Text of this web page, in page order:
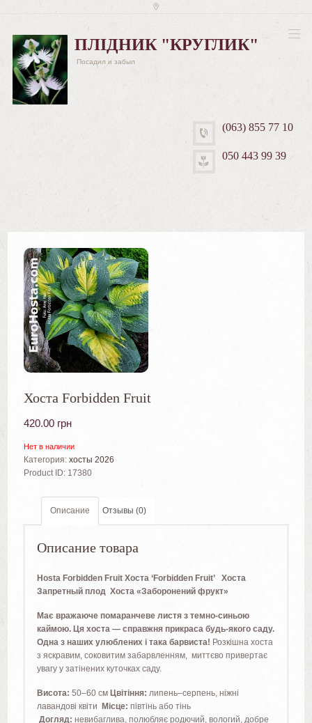
ПЛІДНИК "КРУГЛИК"
Посадил и забыл
(063) 855 77 10
050 443 99 39
Хоста Forbidden Fruit
420.00 грн
Нет в наличии
Категория: хосты 2026
Product ID: 17380
Описание Отзывы (0)
Описание товара
Hosta Forbidden Fruit Хоста ‘Forbidden Fruit’ Хоста
Запретный плод Хоста «Заборонений фрукт»
Має вражаюче помаранчеве листя з темно-синьою
каймою. Ця хоста — справжня прикраса будь-якого саду.
Одна з наших улюблених і така барвиста! Розкішна хоста
з яскравим, соковитим забарвленням, миттєво привертає
увагу у затінених куточках саду.
Висота: 50–60 см Цвітіння: липень–серпень, ніжні
лавандові квіти Місце: півтінь або тінь
Догляд: невибаглива, полюбляє родючий, вологий, добре